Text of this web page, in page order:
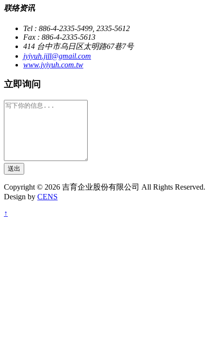
联络资讯
Tel : 886-4-2335-5499, 2335-5612
Fax : 886-4-2335-5613
414 台中市乌日区太明路67巷7号
jyiyuh.jill@gmail.com
www.jyiyuh.com.tw
立即询问
送出
Copyright © 2026 吉育企业股份有限公司 All Rights Reserved.
Design by CENS
↑